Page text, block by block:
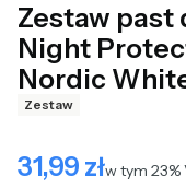
Zestaw past
Night
Nordic
Zestaw
Cena
31,99 złw tym 23%
w tym 23%